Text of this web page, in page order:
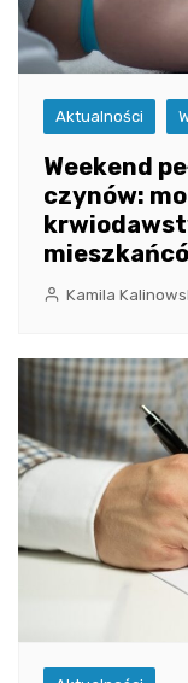
Aktualności
Weekend
czynów:
Kamila